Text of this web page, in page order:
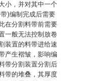
小，并对其中一个
)编制完成后需要
在分割料带前需要
一般无法控制放卷
装置的料带进给速
产生褶皱，影响编
带分割装置分割后
带的堆叠，其厚度